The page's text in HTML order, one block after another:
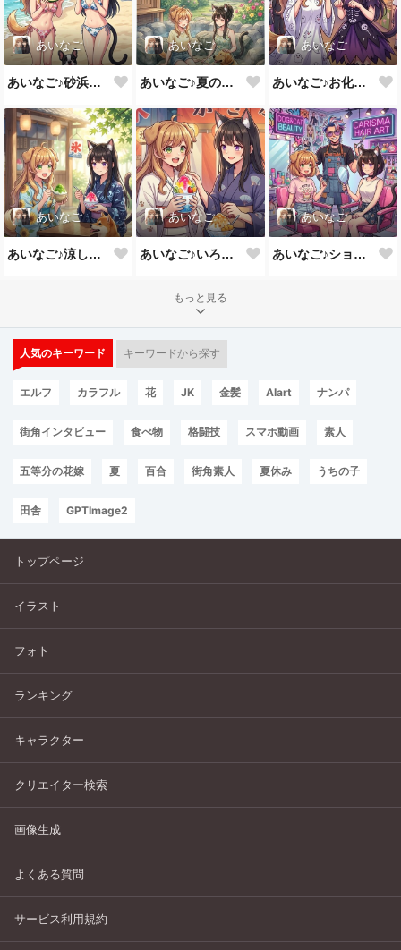
あいなご
あいなご♪砂浜のスイカってなんか美味しい💕
あいなご
あいなご♪夏の足湯もいいよね💕
あいなご
あいなご♪お化け役も一緒なら楽しいね💕
あいなご
あいなご♪涼しくてかき氷って好き💕
あいなご
あいなご♪いろんな味のかき氷💕
あいなご
あいなご♪ショ－トも似合うよね💕
もっと見る
人気のキーワード キーワードから探す
エルフ カラフル 花 JK 金髪 AIart ナンパ
街角インタビュー 食べ物 格闘技 スマホ動画 素人
五等分の花嫁 夏 百合 街角素人 夏休み うちの子
田舎 GPTImage2
トップページ
イラスト
フォト
ランキング
キャラクター
クリエイター検索
画像生成
よくある質問
サービス利用規約